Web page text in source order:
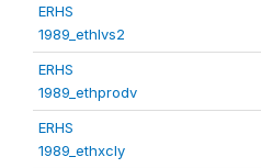
ERHS
1989_ethlvs2
ERHS
1989_ethprodv
ERHS
1989_ethxcly